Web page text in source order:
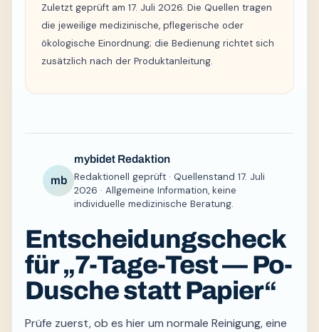
Zuletzt geprüft am 17. Juli 2026. Die Quellen tragen
die jeweilige medizinische, pflegerische oder
ökologische Einordnung; die Bedienung richtet sich
zusätzlich nach der Produktanleitung.
mb
mybidet Redaktion
Redaktionell geprüft · Quellenstand 17. Juli
2026 · Allgemeine Information, keine
individuelle medizinische Beratung.
Entscheidungscheck
für „7-Tage-Test — Po-
Dusche statt Papier“
Prüfe zuerst, ob es hier um normale Reinigung, eine